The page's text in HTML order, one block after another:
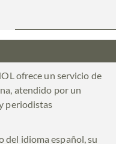
ofrece un servicio de
atendido por un
periodistas
del idioma español, su